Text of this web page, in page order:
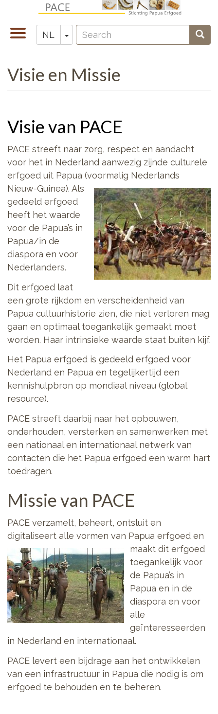
naar
gaan
Navigatie
wisselen
NL Toggle Dropdown
Zoeken
Search
Visie en Missie
Visie van PACE
PACE streeft naar zorg, respect en aandacht
voor het in Nederland aanwezig zijnde culturele
erfgoed uit Papua (voormalig Nederlands
Nieuw-Guinea). Als
gedeeld erfgoed
heeft het waarde
voor de Papua’s in
Papua/in de
diaspora en voor
Nederlanders.
Dit erfgoed laat
een grote rijkdom en verscheidenheid van
Papua cultuurhistorie zien, die niet verloren mag
gaan en optimaal toegankelijk gemaakt moet
worden. Haar intrinsieke waarde staat buiten kijf.
Het Papua erfgoed is gedeeld erfgoed voor
Nederland en Papua en tegelijkertijd een
kennishulpbron op mondiaal niveau (global
resource).
PACE streeft daarbij naar het opbouwen,
onderhouden, versterken en samenwerken met
een nationaal en internationaal netwerk van
contacten die het Papua erfgoed een warm hart
toedragen.
Missie van PACE
PACE verzamelt, beheert, ontsluit en
digitaliseert alle vormen van Papua erfgoed en
maakt dit erfgoed
toegankelijk voor
de Papua’s in
Papua en in de
diaspora en voor
alle
geïnteresseerden
in Nederland en internationaal.
PACE levert een bijdrage aan het ontwikkelen
van een infrastructuur in Papua die nodig is om
erfgoed te behouden en te beheren.